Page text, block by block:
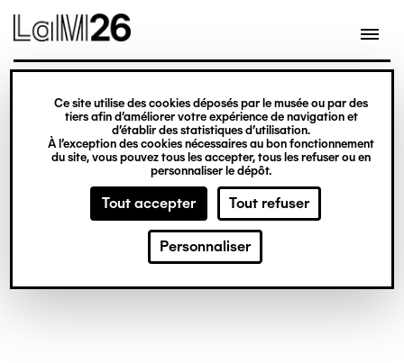
Gestion des cookies
Ce site utilise des cookies déposés par le musée ou par des
tiers afin d’améliorer votre expérience de navigation et
d’établir des statistiques d’utilisation.
À l’exception des cookies nécessaires au bon fonctionnement
du site, vous pouvez tous les accepter, tous les refuser ou en
personnaliser le dépôt.
Tout accepter Tout refuser
Personnaliser
contenu
© Crédit photo : BERNARD Philip